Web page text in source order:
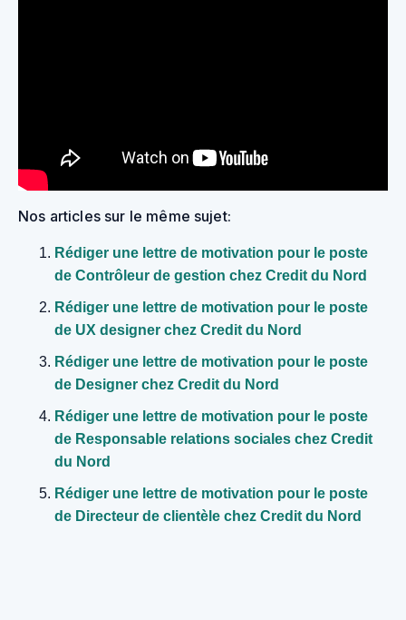
Nos articles sur le même sujet:
Rédiger une lettre de motivation pour le poste
de Contrôleur de gestion chez Credit du Nord
Rédiger une lettre de motivation pour le poste
de UX designer chez Credit du Nord
Rédiger une lettre de motivation pour le poste
de Designer chez Credit du Nord
Rédiger une lettre de motivation pour le poste
de Responsable relations sociales chez Credit
du Nord
Rédiger une lettre de motivation pour le poste
de Directeur de clientèle chez Credit du Nord